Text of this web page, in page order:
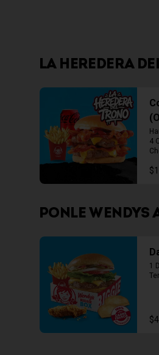
LA HEREDERA
4
PONLE WENDYS
1